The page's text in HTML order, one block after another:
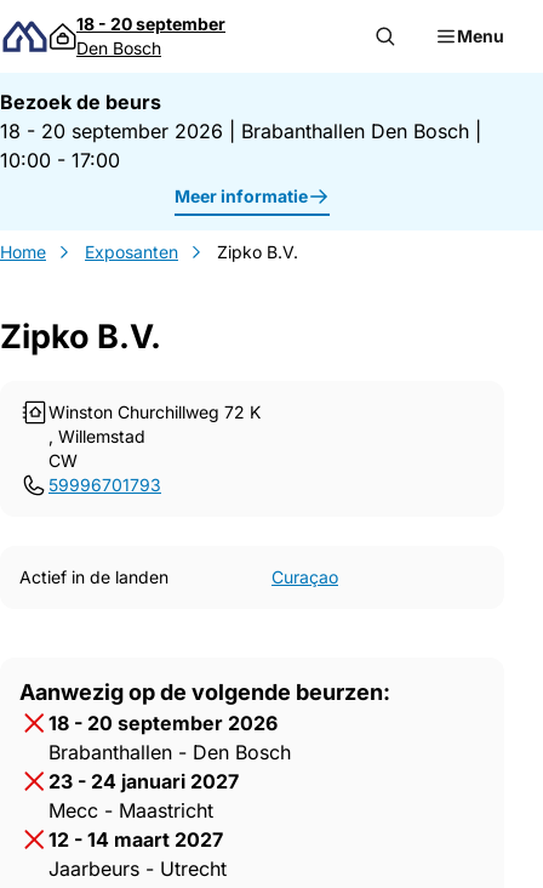
Direct naar inhoud
18 - 20 september
Den Bosch
Menu
Bezoek de beurs
18 - 20 september 2026
Brabanthallen Den Bosch
10:00 - 17:00
Meer informatie
Home Exposanten Zipko B.V.
Zipko B.V.
Winston Churchillweg 72 K
, Willemstad
CW
59996701793
Gegevens Zipko B.V.
Actief in de landen Curaçao
Aanwezig op de volgende beurzen:
18 - 20 september 2026
Brabanthallen - Den Bosch
23 - 24 januari 2027
Mecc - Maastricht
12 - 14 maart 2027
Jaarbeurs - Utrecht